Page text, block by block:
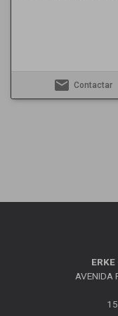
email Contactar
AVENIDA